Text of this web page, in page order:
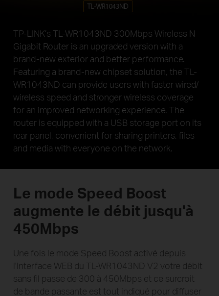
TP-LINK’s TL-WR1043ND 300Mbps Wireless N
Gigabit Router is an upgraded version with a
brand-new exterior and better performance.
Featuring a brand-new chipset solution, the TL-
WR1043ND can provide users with faster wired/
wireless speed and stronger wireless coverage
for an improved networking experience. The
router is equipped with a USB storage port on its
rear panel, convenient for sharing printers, files
and media with everyone on the network.
Le mode Speed Boost
augmente le débit jusqu'à
450Mbps
Une fois le mode Speed Boost activé depuis
l'interface WEB du TL-WR1043ND V2 votre débit
sans fil passe de 300 à 450Mbps et ce surcroit
de bande passante est tout indiqué pour diffuser